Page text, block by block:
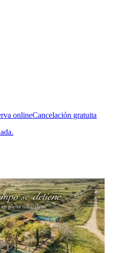
onlineCancelación gratuita